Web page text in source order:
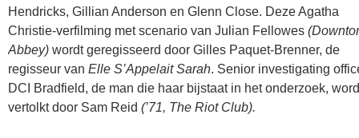
Hendricks, Gillian Anderson en Glenn Close. Deze Agatha
Christie-verfilming met scenario van Julian Fellowes
Abbey) wordt geregisseerd door Gilles Paquet-Brenner, de
regisseur van Elle S’Appelait Sarah. Senior investigating
DCI Bradfield, de man die haar bijstaat in het onderzoek,
vertolkt door Sam Reid (’71, The Riot Club).